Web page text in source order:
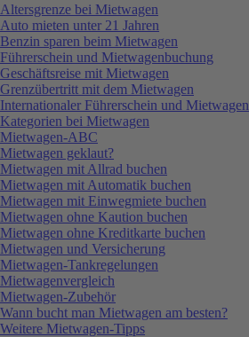
Altersgrenze bei Mietwagen
Auto mieten unter 21 Jahren
Benzin sparen beim Mietwagen
Führerschein und Mietwagenbuchung
Geschäftsreise mit Mietwagen
Grenzübertritt mit dem Mietwagen
Internationaler Führerschein und Mietwagen
Kategorien bei Mietwagen
Mietwagen-ABC
Mietwagen geklaut?
Mietwagen mit Allrad buchen
Mietwagen mit Automatik buchen
Mietwagen mit Einwegmiete buchen
Mietwagen ohne Kaution buchen
Mietwagen ohne Kreditkarte buchen
Mietwagen und Versicherung
Mietwagen-Tankregelungen
Mietwagenvergleich
Mietwagen-Zubehör
Wann bucht man Mietwagen am besten?
Weitere Mietwagen-Tipps